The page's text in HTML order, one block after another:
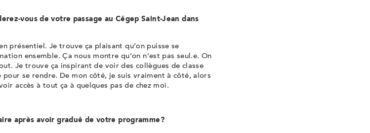
vous de votre passage au Cégep Saint-Jean dans
présentiel. Je trouve ça plaisant qu’on puisse se
ensemble. Ça nous montre qu’on n’est pas seul.e. On
Je trouve ça inspirant de voir des collègues de classe
se rendre. De mon côté, je suis vraiment à côté, alors
accès à tout ça à quelques pas de chez moi.
après avoir gradué de votre programme?